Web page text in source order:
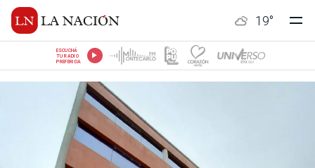
19°
ESCUCHÁ
TU RADIO
PREFERIDA